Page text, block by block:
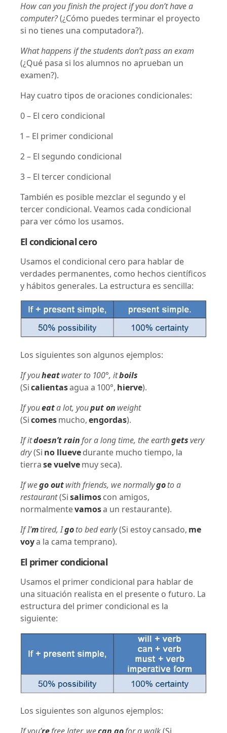
How can you finish the project if you don’t have a
computer?(¿Cómo puedes terminar el proyecto
si no tienes una computadora?).
What happens if the students don’t pass an exam
(¿Qué pasa si los alumnos no aprueban un
examen?).
Hay cuatro tipos de oraciones condicionales:
0 – El cero condicional
1 – El primer condicional
2 – El segundo condicional
3 – El tercer condicional
También es posible mezclar el segundo y el
tercer condicional. Veamos cada condicional
para ver cómo los usamos.
El condicional cero
Usamos el condicional cero para hablar de
verdades permanentes, como hechos científicos
y hábitos generales. La estructura es sencilla:
Los siguientes son algunos ejemplos:
If youheatwater to 100°, itboils
(Sicalientasagua a 100°, hierve).
If youeata lot, youput on weight
(Sicomesmucho,engordas).
If itdoesn’t rainfor a long time, the earthgetsvery
dry(Si no lluevedurante mucho tiempo, la
tierrase vuelvemuy seca).
If wego outwith friends, we normallygoto a
restaurant(Sisalimoscon amigos,
normalmentevamosa un restaurante).
If I’mtired, Igoto bed early(Si estoy cansado, me
voya la cama temprano).
El primer condicional
Usamos el primer condicional para hablar de
una situación realista en el presente o futuro. La
estructura del primer condicional es la
siguiente:
Los siguientes son algunos ejemplos: